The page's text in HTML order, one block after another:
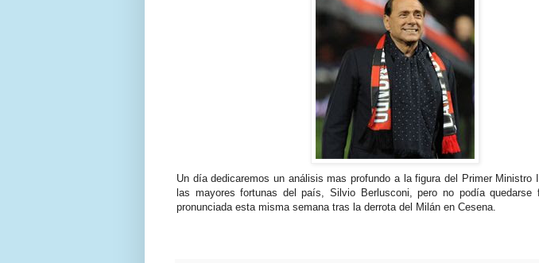
Un díadedicaremos un análisis mas profundo a la figura del Primer Ministro
las mayores fortunas delpaís ,Silvio Berlusconi , pero no podíaquedarse
pronunciada esta misma semana tras la derrota del Milán en Cesena